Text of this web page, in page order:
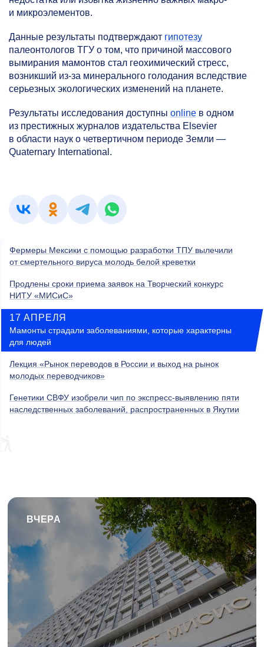
и микроэлементов.
Данные результаты подтверждают гипотезу
палеонтологов ТГУ о том, что причиной массового
вымирания мамонтов стал геохимический стресс,
возникший из-за минерального голодания вследствие
серьезных экологических изменений на планете.
Результаты исследования доступны online в одном
из престижных журналов издательства Elsevier
в области наук о четвертичном периоде Земли —
Quaternary International.
Фермеры Мексики с помощью разработки ТПУ вылечили
от смертельного вируса молодь белой креветки
Продлены сроки приема заявок на Творческий конкурс
НИТУ «МИСиС»
17 АПРЕЛЯ
Мамонты страдали заболеваниями, которые характерны
для людей
Лекция «Рынок переводов в России и выход на рынок
молодых переводчиков»
Генетики СВФУ изобрели чип по экспресс-выявлению пяти
наследственных заболеваний, распространенных в Якутии
ВЧЕРА